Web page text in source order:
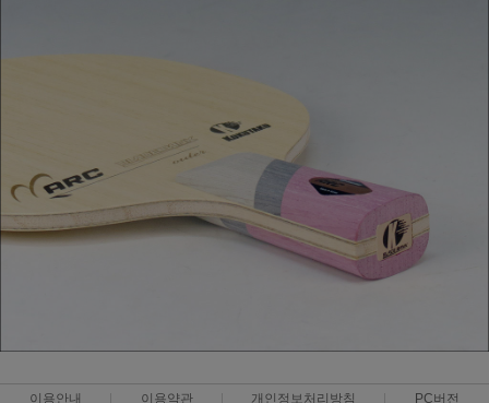
이용안내 이용약관 개인정보처리방침 PC버전